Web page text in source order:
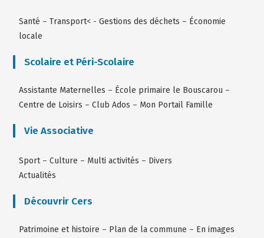
Santé –Transport< -Gestions des déchets – Économie
locale
Scolaire et Péri-Scolaire
Assistante Maternelles – École primaire le Bouscarou –
Centre de Loisirs –Club Ados – Mon Portail Famille
Vie Associative
Sport –Culture – Multi activités – Divers
Actualités
Découvrir Cers
Patrimoine et histoire – Plan de la commune – En images